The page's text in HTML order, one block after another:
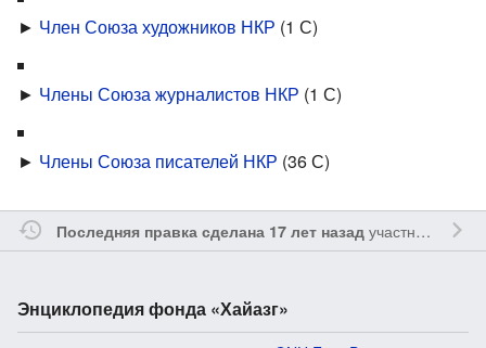
► Член Союза художников НКР (1 С)
► Члены Союза журналистов НКР (1 С)
► Члены Союза писателей НКР (36 С)
Последняя правка сделана 17 лет назадучастником
Энциклопедия фонда «Хайазг»